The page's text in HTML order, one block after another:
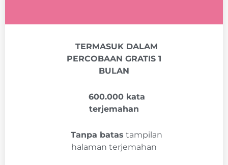
TERMASUK DALAM
PERCOBAAN GRATIS 1
BULAN
600.000 kata
terjemahan
Tanpa batas tampilan
halaman terjemahan